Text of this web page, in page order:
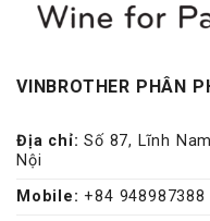
VINBROTHER PHÂN
Địa chỉ: Số 87, Lĩnh
Nội
Mobile: +84 948987388